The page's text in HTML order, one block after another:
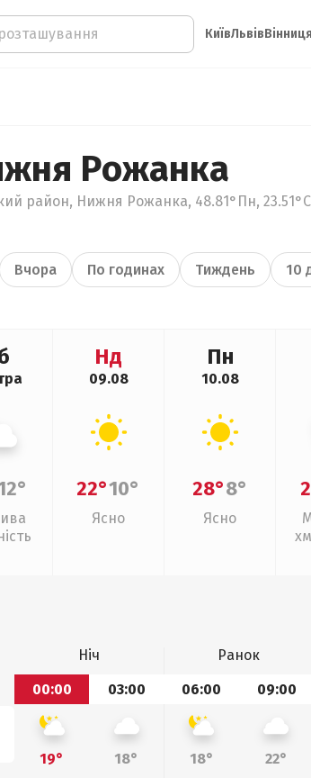
КиївЛьвівВінниця
Рожанка
район, Нижня Рожанка, 48.81°Пн,
Вчора По годинах Тиждень 10
Нд
09.08
22°10°
Ясно
Пн
10.08
28°8°
Ясно
Ніч Ранок
00:00
03:00 06:00 09:00
19° 18° 18° 22°